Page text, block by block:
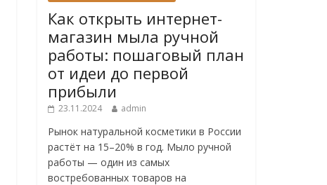
Как открыть интернет-
магазин мыла ручной
работы: пошаговый план
от идеи до первой
прибыли
23.11.2024 admin
Рынок натуральной косметики в России
растёт на 15–20% в год. Мыло ручной
работы — один из самых
востребованных товаров на